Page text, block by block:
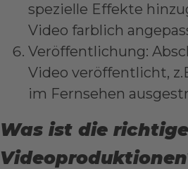
spezielle Effekte
Video farblich
Veröffentlichung:
Video veröffentlicht,
im Fernsehen
Was ist die